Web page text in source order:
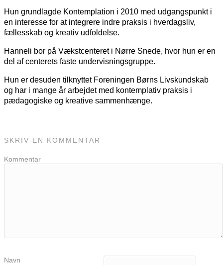
Hun grundlagde Kontemplation i 2010 med udgangspunkt i
en interesse for at integrere indre praksis i hverdagsliv,
fællesskab og kreativ udfoldelse.
Hanneli bor på Vækstcenteret i Nørre Snede, hvor hun er en
del af centerets faste undervisningsgruppe.
Hun er desuden tilknyttet Foreningen Børns Livskundskab
og har i mange år arbejdet med kontemplativ praksis i
pædagogiske og kreative sammenhænge.
SKRIV EN KOMMENTAR
Kommentar
Navn